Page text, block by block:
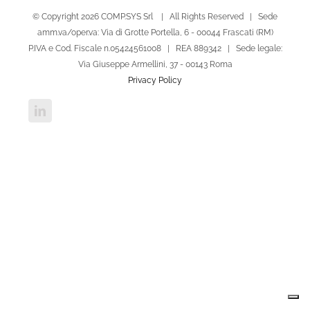
© Copyright 2026 COMP.SYS Srl | All Rights Reserved | Sede
amm.va/oper.va: Via di Grotte Portella, 6 - 00044 Frascati (RM)
P.IVA e Cod. Fiscale n.05424561008 | REA 889342 | Sede legale:
Via Giuseppe Armellini, 37 - 00143 Roma
Privacy Policy
LinkedIn